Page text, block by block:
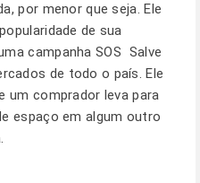
por menor que seja. Ele
de sua
campanha SOS  Salve
de todo o país. Ele
um comprador leva para
espaço em algum outro